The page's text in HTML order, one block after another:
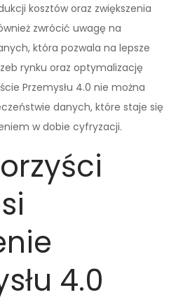
kosztów oraz zwiększenia
zwrócić uwagę na
która pozwala na lepsze
rynku oraz optymalizację
Przemysłu 4.0 nie można
danych, które staje się
w dobie cyfryzacji.
4.0